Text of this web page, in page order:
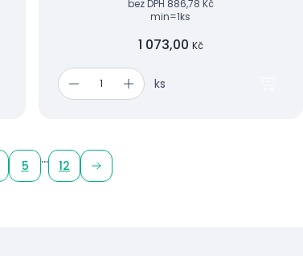
bez DPH 886,78 Kč
min=1ks
1 073,00 Kč
ks
5 ... 12